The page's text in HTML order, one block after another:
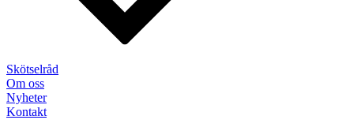
Skötselråd
Om oss
Nyheter
Kontakt